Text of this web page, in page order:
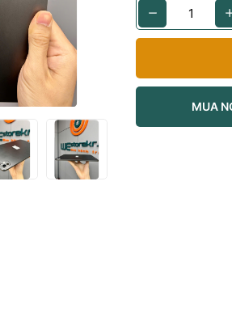
MUA
Dung lượng: 256gb
Màu sắc: gray
Tình trạng:
• Ngoại hình: viền không xước
• Màn hình: không xước màn
• Pin: 98%